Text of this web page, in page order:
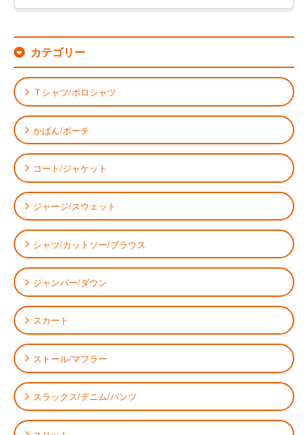
カテゴリー
Ｔシャツ/ポロシャツ
かばん/ポーチ
コート/ジャケット
ジャージ/スウェット
シャツ/カットソー/ブラウス
ジャンパー/ダウン
スカート
ストール/マフラー
スラックス/デニム/パンツ